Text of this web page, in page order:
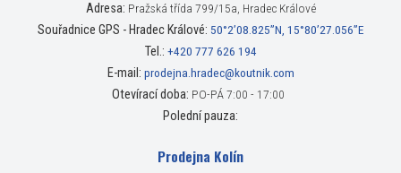
Adresa: Pražská třída 799/15a, Hradec Králové
Souřadnice GPS - Hradec Králové: 50°2’08.825”N, 15°80’27.056”E
Tel.: +420 777 626 194
E-mail: prodejna.hradec@koutnik.com
Otevírací doba: PO-PÁ 7:00 - 17:00
Polední pauza:
Prodejna Kolín